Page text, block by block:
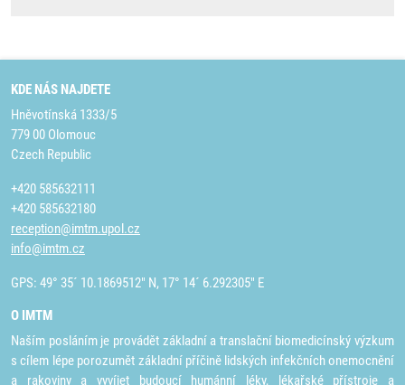
KDE NÁS NAJDETE
Hněvotínská 1333/5
779 00 Olomouc
Czech Republic
+420 585632111
+420 585632180
reception@imtm.upol.cz
info@imtm.cz
GPS: 49° 35´ 10.1869512" N, 17° 14´ 6.292305" E
O IMTM
Naším posláním je provádět základní a translační biomedicínský výzkum
s cílem lépe porozumět základní příčině lidských infekčních onemocnění
a rakoviny a vyvíjet budoucí humánní léky, lékařské přístroje a